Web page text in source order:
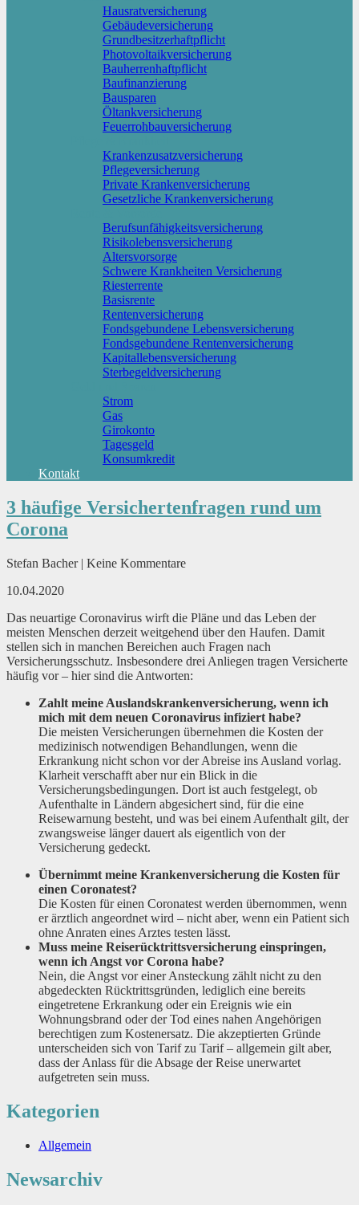
Hausratversicherung
Gebäudeversicherung
Grundbesitzerhaftpflicht
Photovoltaikversicherung
Bauherrenhaftpflicht
Baufinanzierung
Bausparen
Öltankversicherung
Feuerrohbauversicherung
Krankenzusatzversicherung
Pflegeversicherung
Private Krankenversicherung
Gesetzliche Krankenversicherung
Berufs­unfähigkeitsversicherung
Risikolebensversicherung
Altersvorsorge
Schwere Krankheiten Versicherung
Riesterrente
Basisrente
Rentenversicherung
Fondsgebundene Lebensversicherung
Fondsgebundene Rentenversicherung
Kapitallebensversicherung
Sterbegeldversicherung
Strom
Gas
Girokonto
Tagesgeld
Konsumkredit
Kontakt
3 häufige Versichertenfragen rund um
Corona
Stefan Bacher | Keine Kommentare
10.04.2020
Das neuartige Coronavirus wirft die Pläne und das Leben der
meisten Menschen derzeit weitgehend über den Haufen. Damit
stellen sich in manchen Bereichen auch Fragen nach
Versicherungsschutz. Insbesondere drei Anliegen tragen Versicherte
häufig vor – hier sind die Antworten:
Zahlt meine Auslandskrankenversicherung, wenn ich
mich mit dem neuen Coronavirus infiziert habe?
Die meisten Versicherungen übernehmen die Kosten der
medizinisch notwendigen Behandlungen, wenn die
Erkrankung nicht schon vor der Abreise ins Ausland vorlag.
Klarheit verschafft aber nur ein Blick in die
Versicherungsbedingungen. Dort ist auch festgelegt, ob
Aufenthalte in Ländern abgesichert sind, für die eine
Reisewarnung besteht, und was bei einem Aufenthalt gilt, der
zwangsweise länger dauert als eigentlich von der
Versicherung gedeckt.
Übernimmt meine Krankenversicherung die Kosten für
einen Coronatest?
Die Kosten für einen Coronatest werden übernommen, wenn
er ärztlich angeordnet wird – nicht aber, wenn ein Patient sich
ohne Anraten eines Arztes testen lässt.
Muss meine Reiserücktrittsversicherung einspringen,
wenn ich Angst vor Corona habe?
Nein, die Angst vor einer Ansteckung zählt nicht zu den
abgedeckten Rücktrittsgründen, lediglich eine bereits
eingetretene Erkrankung oder ein Ereignis wie ein
Wohnungsbrand oder der Tod eines nahen Angehörigen
berechtigen zum Kostenersatz. Die akzeptierten Gründe
unterscheiden sich von Tarif zu Tarif – allgemein gilt aber,
dass der Anlass für die Absage der Reise unerwartet
aufgetreten sein muss.
Kategorien
Allgemein
Newsarchiv